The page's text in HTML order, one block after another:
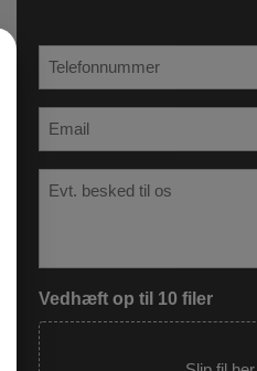
l
m
B
Vedhæft op til 10 filer